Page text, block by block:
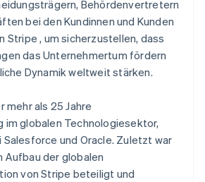
ansehen
Behördenvertretern
bei den Kundinnen und Kunden
Stripe , um sicherzustellen, dass
das Unternehmertum fördern
Dynamik weltweit stärken.
mehr als 25 Jahre
im globalen Technologiesektor,
und Oracle. Zuletzt war
Aufbau der globalen
von Stripe beteiligt und
DeutschEnglish